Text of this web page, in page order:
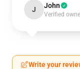
J John
Verified
Write your